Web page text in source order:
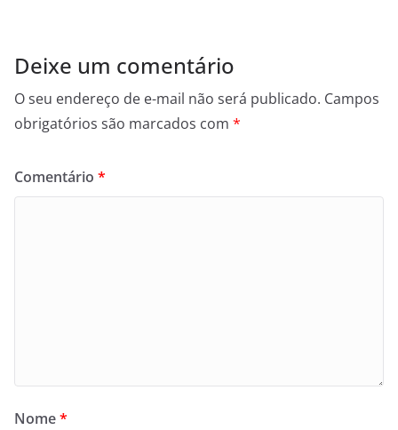
Deixe um comentário
O seu endereço de e-mail não será publicado. Campos
obrigatórios são marcados com *
Comentário *
Nome*